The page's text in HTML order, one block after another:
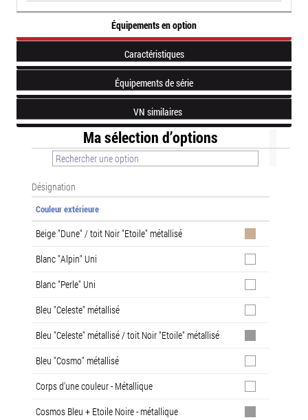
Équipements en option
Caractéristiques
Équipements de série
VN similaires
Ma sélection d’options
Désignation
Couleur extérieure
Beige "Dune" / toit Noir "Etoile" métallisé
Blanc "Alpin" Uni
Blanc "Perle" Uni
Bleu "Celeste" métallisé
Bleu "Celeste" métallisé / toit Noir "Etoile" métallisé
Bleu "Cosmo" métallisé
Corps d'une couleur - Métallique
Cosmos Bleu + Etoile Noire - métallique